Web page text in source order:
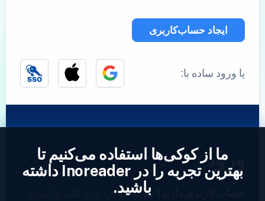
ایجاد حساب‌کاربری
یا ورود ساده با:
ورود
نمایه خود را وارد کنید و اکنون
ما از کوکی‌ها استفاده می‌کنیم تا
بهترین تجربه را در Inoreader داشته
باشید.